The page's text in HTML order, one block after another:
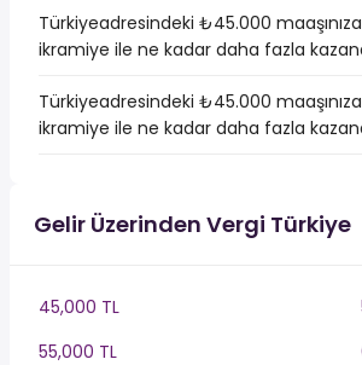
Türkiyeadresindeki ₺45.000
ikramiye ile ne kadar daha fazla
Türkiyeadresindeki ₺45.000
ikramiye ile ne kadar daha fazla
Gelir Üzerinden Vergi Türkiye
45,000 TL
55,000 TL